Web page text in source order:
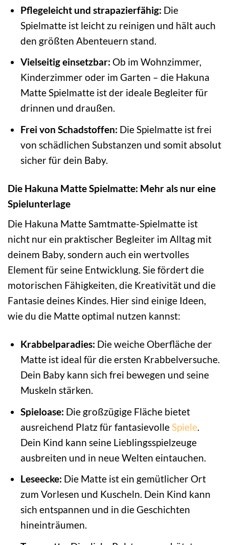
Pflegeleicht und strapazierfähig: Die
Spielmatte ist leicht zu reinigen und hält auch
den größten Abenteuern stand.
Vielseitig einsetzbar: Ob im Wohnzimmer,
Kinderzimmer oder im Garten – die Hakuna
Matte Spielmatte ist der ideale Begleiter für
drinnen und draußen.
Frei von Schadstoffen: Die Spielmatte ist frei
von schädlichen Substanzen und somit absolut
sicher für dein Baby.
Die Hakuna Matte Spielmatte: Mehr als nur eine
Spielunterlage
Die Hakuna Matte Samtmatte-Spielmatte ist
nicht nur ein praktischer Begleiter im Alltag mit
deinem Baby, sondern auch ein wertvolles
Element für seine Entwicklung. Sie fördert die
motorischen Fähigkeiten, die Kreativität und die
Fantasie deines Kindes. Hier sind einige Ideen,
wie du die Matte optimal nutzen kannst:
Krabbelparadies: Die weiche Oberfläche der
Matte ist ideal für die ersten Krabbelversuche.
Dein Baby kann sich frei bewegen und seine
Muskeln stärken.
Spieloase: Die großzügige Fläche bietet
ausreichend Platz für fantasievolleSpiele.
Dein Kind kann seine Lieblingsspielzeuge
ausbreiten und in neue Welten eintauchen.
Leseecke: Die Matte ist ein gemütlicher Ort
zum Vorlesen und Kuscheln. Dein Kind kann
sich entspannen und in die Geschichten
hineinträumen.